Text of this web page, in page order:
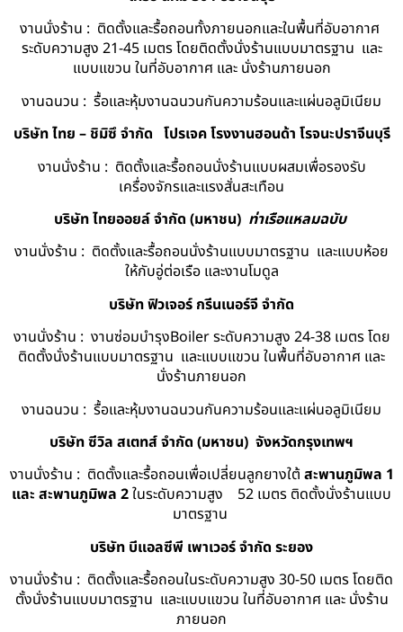
งานนั่งร้าน : ติดตั้งและรื้อถอนทั้งภายนอกและในพื้นที่อับอากาศ
ระดับความสูง 21-45 เมตร โดยติดตั้งนั่งร้านแบบมาตรฐาน และ
แบบแขวน ในที่อับอากาศ และ นั่งร้านภายนอก
งานฉนวน : รื้อและหุ้มงานฉนวนกันความร้อนและแผ่นอลูมิเนียม
บริษัท ไทย – ชิมิซึ จำกัด โปรเจค โรงงานฮอนด้า โรจนะปราจีนบุรี
งานนั่งร้าน : ติดตั้งและรื้อถอนนั่งร้านแบบผสมเพื่อรองรับ
เครื่องจักรและแรงสั่นสะเทือน
บริษัท ไทยออยล์ จํากัด (มหาชน) ท่าเรือแหลมฉบับ
งานนั่งร้าน : ติดตั้งและรื้อถอนนั่งร้านแบบมาตรฐาน และแบบห้อย
ให้กับอู่ต่อเรือ และงานโมดูล
บริษัท ฟิวเจอร์ กรีนเนอร์จี จำกัด
งานนั่งร้าน : งานซ่อมบำรุงBoiler ระดับความสูง 24-38 เมตร โดย
ติดตั้งนั่งร้านแบบมาตรฐาน และแบบแขวน ในพื้นที่อับอากาศ และ
นั่งร้านภายนอก
งานฉนวน : รื้อและหุ้มงานฉนวนกันความร้อนและแผ่นอลูมิเนียม
บริษัท ซีวิล สเตทส์ จำกัด (มหาชน) จังหวัดกรุงเทพฯ
งานนั่งร้าน : ติดตั้งและรื้อถอนเพื่อเปลี่ยนลูกยางใต้ สะพานภูมิพล 1
และ สะพานภูมิพล 2ในระดับความสูง 52 เมตร ติดตั้งนั่งร้านแบบ
มาตรฐาน
บริษัท บีแอลซีพี เพาเวอร์ จำกัด ระยอง
งานนั่งร้าน : ติดตั้งและรื้อถอนในระดับความสูง 30-50 เมตร โดยติด
ตั้งนั่งร้านแบบมาตรฐาน และแบบแขวน ในที่อับอากาศ และ นั่งร้าน
ภายนอก